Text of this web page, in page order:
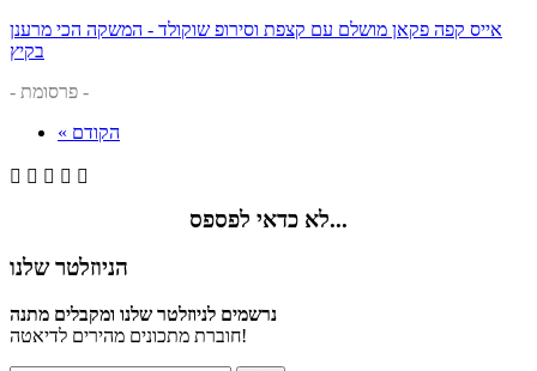
אייס קפה פקאן מושלם עם קצפת וסירופ שוקולד - המשקה הכי מרענן
בקיץ
- פרסומת -
« הקודם
    
לא כדאי לפספס...
הניוזלטר שלנו
נרשמים לניוזלטר שלנו ומקבלים מתנה
חוברת מתכונים מהירים לדיאטה!